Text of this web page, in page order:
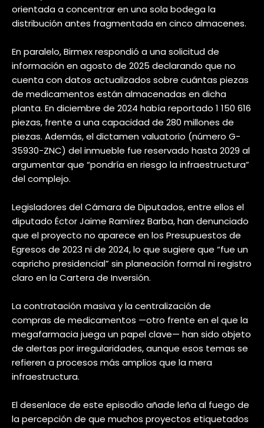
orientada a concentrar en una sola bodega la
distribución antes fragmentada en cinco almacenes.
En paralelo, Birmex respondió a una solicitud de
información en agosto de 2025 declarando que no
cuenta con datos actualizados sobre cuántas piezas
de medicamentos están almacenadas en dicha
planta. En diciembre de 2024 había reportado 1 150 616
piezas, frente a una capacidad de 280 millones de
piezas. Además, el dictamen valuatorio (número G-
35930-ZNC) del inmueble fue reservado hasta 2029 al
argumentar que “pondría en riesgo la infraestructura”
del complejo.
Legisladores del Cámara de Diputados, entre ellos el
diputado Éctor Jaime Ramírez Barba, han denunciado
que el proyecto no aparece en los Presupuestos de
Egresos de 2023 ni de 2024, lo que sugiere que “fue un
capricho presidencial” sin planeación formal ni registro
claro en la Cartera de Inversión.
La contratación masiva y la centralización de
compras de medicamentos —otro frente en el que la
megafarmacia juega un papel clave— han sido objeto
de alertas por irregularidades, aunque esos temas se
refieren a procesos más amplios que la mera
infraestructura.
El desenlace de este episodio añade leña al fuego de
la percepción de que muchos proyectos etiquetados